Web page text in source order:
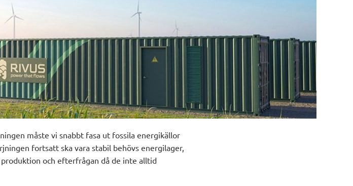
måste vi snabbt fasa ut fossila energikällor
fortsatt ska vara stabil behövs energilager,
och efterfrågan då de inte alltid